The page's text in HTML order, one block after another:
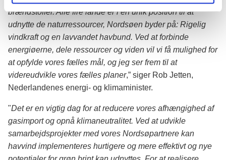
brændstoffer. Alle fire lande er i en unik position til at
udnytte de naturressourcer, Nordsøen byder på: Rigelig
vindkraft og en lavvandet havbund. Ved at forbinde
energiøerne, dele ressourcer og viden vil vi få mulighed for
at opfylde vores fælles mål, og jeg ser frem til at
videreudvikle vores fælles planer,” siger Rob Jetten,
Nederlandenes energi- og klimaminister.
"Det er en vigtig dag for at reducere vores afhængighed af
gasimport og opnå klimaneutralitet. Ved at udvikle
samarbejdsprojekter med vores Nordsøpartnere kan
havvind implementeres hurtigere og mere effektivt og nye